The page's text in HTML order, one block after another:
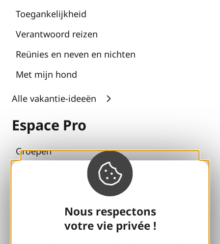
Nous respectons
votre vie privée !
Toegankelijkheid
Verantwoord reizen
Reünies en neven en nichten
Met mijn hond
Alle vakantie-ideeën
Espace Pro
Groepen
100% Gaillard Club
Brive 100% Evenement
Fotobibliotheek